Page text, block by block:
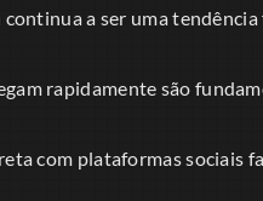
a ser uma
rapidamente são
com plataformas sociais